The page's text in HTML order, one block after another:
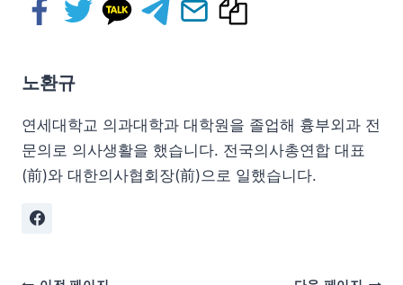
노환규
연세대학교 의과대학과 대학원을 졸업해 흉부외과 전
문의로 의사생활을 했습니다. 전국의사총연합 대표
(前)와 대한의사협회장(前)으로 일했습니다.